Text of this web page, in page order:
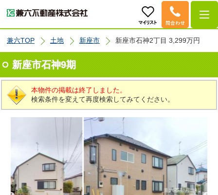
兼六TOP 土地 新座市 新座市石神2丁目 3,299万円
新座市石神9期
本物件の掲載は終了しました。
検索条件を変えて再度検索してみてください。